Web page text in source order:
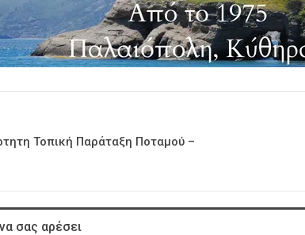
Τοπική Παράταξη Ποταμού –
σας αρέσει